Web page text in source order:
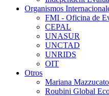
Organismos
FMI - Oficina de
CEPAL
UNASUR
UNCTAD
UNRIDS
OIT
Otros
Mariana Mazzucato
Roubini Global